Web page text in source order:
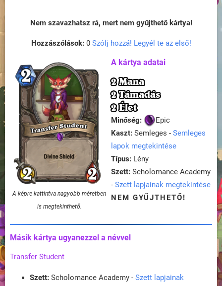
Nem szavazhatsz rá, mert nem gyűjthető kártya!
Hozzászólások:0 Szólj hozzá! Legyél te az első!
A képre kattintva nagyobb méretben
is megtekinthető.
A kártya adatai
2 Mana
2 Támadás
2 Élet
Minőség:
Epic
Kaszt: Semleges - Semleges
lapok megtekintése
Típus: Lény
Szett: Scholomance Academy
- Szett lapjainak megtekintése
NEM GYŰJTHETŐ!
Másik kártya ugyanezzel a névvel
Transfer Student
Szett: Scholomance Academy - Szett lapjainak